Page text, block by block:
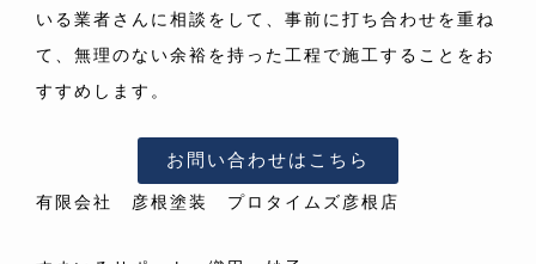
いる業者さんに相談をして、事前に打ち合わせを重ね
て、無理のない余裕を持った工程で施工することをお
すすめします。
お問い合わせはこちら
有限会社 彦根塗装 プロタイムズ彦根店